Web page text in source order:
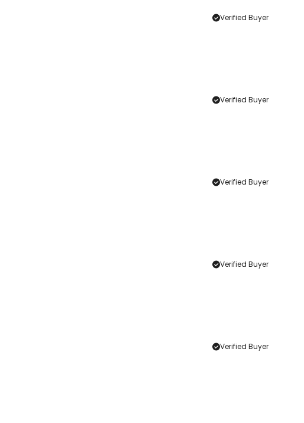
Verified Buyer
Verified Buyer
Verified Buyer
Verified Buyer
Verified Buyer